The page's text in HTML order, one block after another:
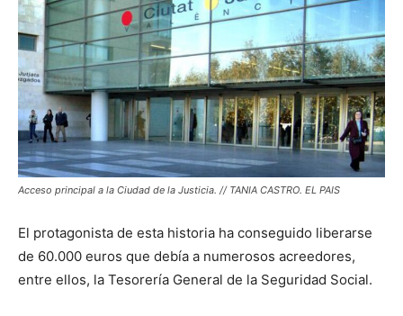
Acceso principal a la Ciudad de la Justicia. // TANIA CASTRO. EL PAIS
El protagonista de esta historia ha conseguido liberarse
de 60.000 euros que debía a numerosos acreedores,
entre ellos, la Tesorería General de la Seguridad Social.